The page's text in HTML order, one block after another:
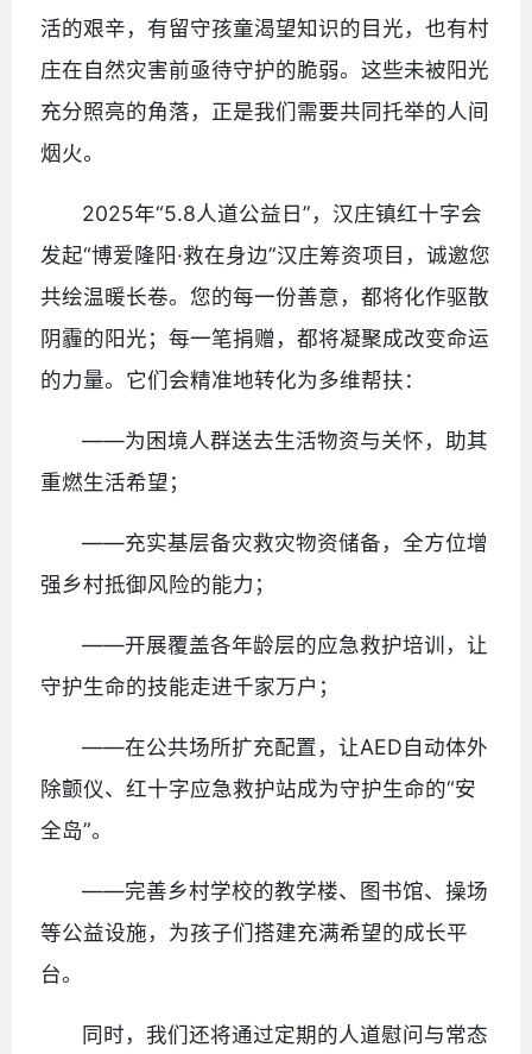
活的艰辛，有留守孩童渴望知识的目光，也有村
庄在自然灾害前亟待守护的脆弱。这些未被阳光
充分照亮的角落，正是我们需要共同托举的人间
烟火。
2025年“5.8人道公益日”，汉庄镇红十字会
发起“博爱隆阳·救在身边”汉庄筹资项目，诚邀您
共绘温暖长卷。您的每一份善意，都将化作驱散
阴霾的阳光；每一笔捐赠，都将凝聚成改变命运
的力量。它们会精准地转化为多维帮扶：
——为困境人群送去生活物资与关怀，助其
重燃生活希望；
——充实基层备灾救灾物资储备，全方位增
强乡村抵御风险的能力；
——开展覆盖各年龄层的应急救护培训，让
守护生命的技能走进千家万户；
——在公共场所扩充配置，让AED自动体外
除颤仪、红十字应急救护站成为守护生命的“安
全岛”。
——完善乡村学校的教学楼、图书馆、操场
等公益设施，为孩子们搭建充满希望的成长平
台。
同时，我们还将通过定期的人道慰问与常态